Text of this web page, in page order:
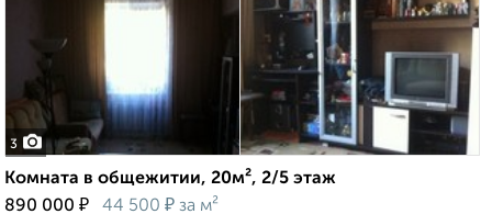
3
Комната в общежитии, 20м², 2/5 этаж
890 000 ₽ 44 500 ₽ за м²